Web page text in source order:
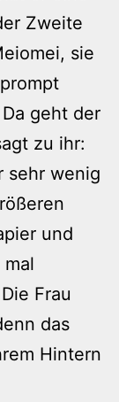
Zweite
sie
geht der
zu ihr:
sehr wenig
und
Frau
das
Hintern